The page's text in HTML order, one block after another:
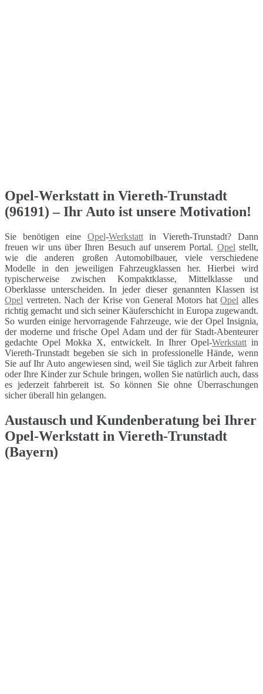
Opel-Werkstatt in Viereth-Trunstadt
(96191) – Ihr Auto ist unsere Motivation!
Sie benötigen eine Opel-Werkstattin Viereth-Trunstadt? Dann
freuen wir uns über Ihren Besuch auf unserem Portal. Opel stellt,
wie die anderen großen Automobilbauer, viele verschiedene
Modelle in den jeweiligen Fahrzeugklassen her. Hierbei wird
typischerweise zwischen Kompaktklasse, Mittelklasse und
Oberklasse unterscheiden. In jeder dieser genannten Klassen ist
Opel vertreten. Nach der Krise von General Motors hatOpel alles
richtig gemacht und sich seiner Käuferschicht in Europa zugewandt.
So wurden einige hervorragende Fahrzeuge, wie der Opel Insignia,
der moderne und frische Opel Adam und der für Stadt-Abenteurer
gedachte Opel Mokka X, entwickelt. In Ihrer Opel-Werkstattin
Viereth-Trunstadt begeben sie sich in professionelle Hände, wenn
Sie auf Ihr Auto angewiesen sind, weil Sie täglich zur Arbeit fahren
oder Ihre Kinder zur Schule bringen, wollen Sie natürlich auch, dass
es jederzeit fahrbereit ist. So können Sie ohne Überraschungen
sicher überall hin gelangen.
Austausch und Kundenberatung bei Ihrer
Opel-Werkstatt in Viereth-Trunstadt
(Bayern)